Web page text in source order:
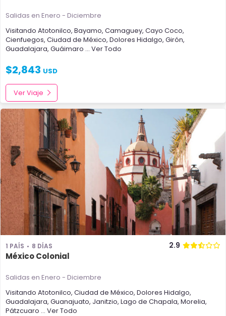
Salidas en Enero - Diciembre
Visitando Atotonilco, Bayamo, Camaguey, Cayo Coco,
Cienfuegos, Ciudad de México, Dolores Hidalgo, Girón,
Guadalajara, Guáimaro ... Ver Todo
$2,843 USD
Ver Viaje
1 PAÍS 8 DÍAS 2.9
México Colonial
Salidas en Enero - Diciembre
Visitando Atotonilco, Ciudad de México, Dolores Hidalgo,
Guadalajara, Guanajuato, Janitzio, Lago de Chapala, Morelia,
Pátzcuaro ... Ver Todo